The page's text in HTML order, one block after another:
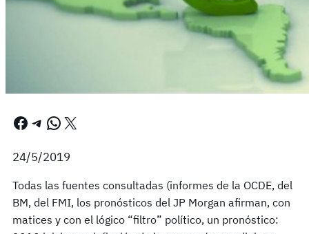
Facebook Telegram WhatsApp X
24/5/2019
Todas las fuentes consultadas (informes de la OCDE, del
BM, del FMI, los pronósticos del JP Morgan afirman, con
matices y con el lógico “filtro” político, un pronóstico: